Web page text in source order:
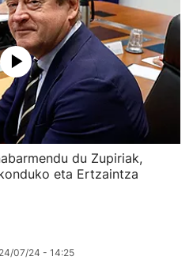
du Zupiriak,
eta Ertzaintza
07/24 - 14:25